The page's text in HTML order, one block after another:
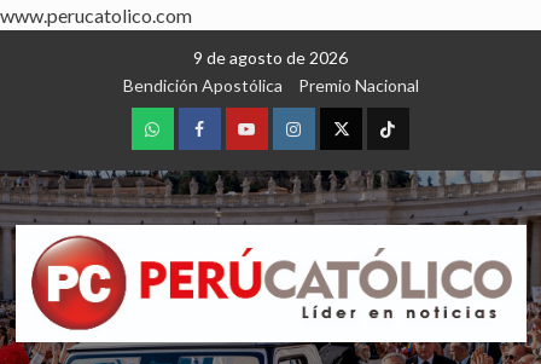
www.perucatolico.com
9 de agosto de 2026
Bendición Apostólica
Premio Nacional
WhatsAppFacebookYoutubeInstagram
X TikTok